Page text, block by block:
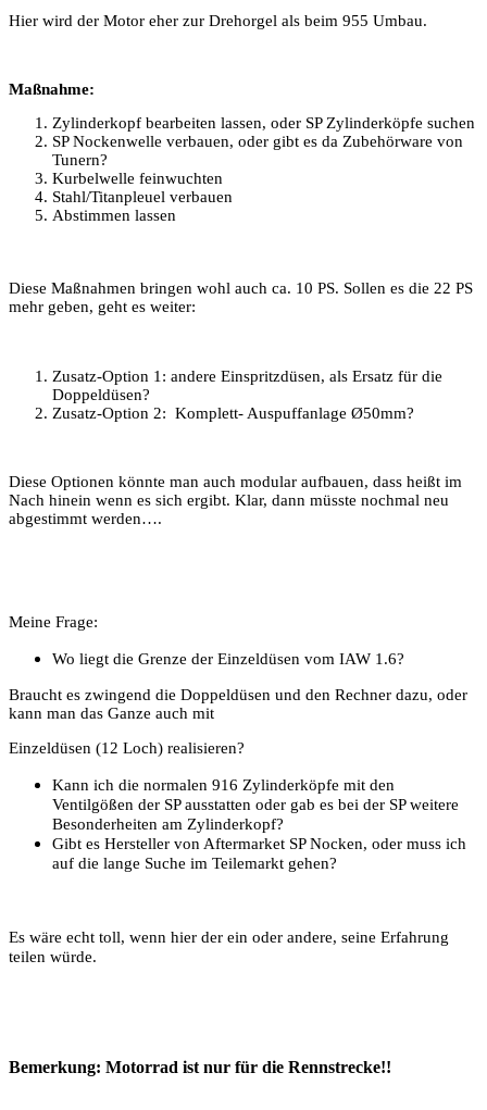
Hier wird der Motor eher zur Drehorgel als beim 955 Umbau.
Maßnahme:
Zylinderkopf bearbeiten lassen, oder SP Zylinderköpfe suchen
SP Nockenwelle verbauen, oder gibt es da Zubehörware von
Tunern?
Kurbelwelle feinwuchten
Stahl/Titanpleuel verbauen
Abstimmen lassen
Diese Maßnahmen bringen wohl auch ca. 10 PS. Sollen es die 22 PS
mehr geben, geht es weiter:
Zusatz-Option 1: andere Einspritzdüsen, als Ersatz für die
Doppeldüsen?
Zusatz-Option 2: Komplett- Auspuffanlage Ø50mm?
Diese Optionen könnte man auch modular aufbauen, dass heißt im
Nach hinein wenn es sich ergibt. Klar, dann müsste nochmal neu
abgestimmt werden….
Meine Frage:
Wo liegt die Grenze der Einzeldüsen vom IAW 1.6?
Braucht es zwingend die Doppeldüsen und den Rechner dazu, oder
kann man das Ganze auch mit
Einzeldüsen (12 Loch) realisieren?
Kann ich die normalen 916 Zylinderköpfe mit den
Ventilgößen der SP ausstatten oder gab es bei der SP weitere
Besonderheiten am Zylinderkopf?
Gibt es Hersteller von Aftermarket SP Nocken, oder muss ich
auf die lange Suche im Teilemarkt gehen?
Es wäre echt toll, wenn hier der ein oder andere, seine Erfahrung
teilen würde.
Bemerkung: Motorrad ist nur für die Rennstrecke!!